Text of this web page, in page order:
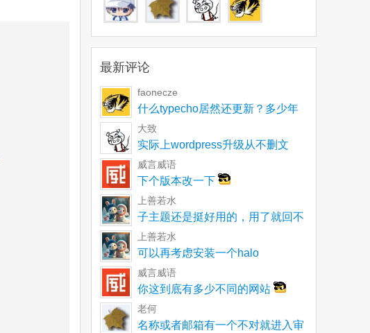
最新评论
faonecze
什么typecho居然还更新？多少年
了一直以为就
大致
实际上wordpress升级从不删文
件。不再使用
威言威语
下个版本改一下
上善若水
子主题还是挺好用的，用了就回不
去了
上善若水
可以再考虑安装一个halo
威言威语
你这到底有多少不同的网站
老何
名称或者邮箱有一个不对就进入审